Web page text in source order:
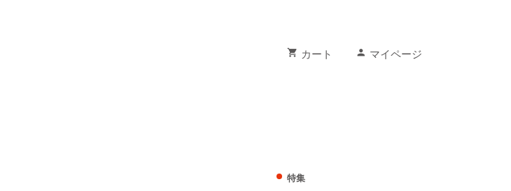
shopping_cart カート person マイページ
特集